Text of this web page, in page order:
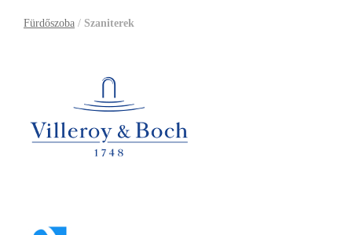
Fürdőszoba / Szaniterek